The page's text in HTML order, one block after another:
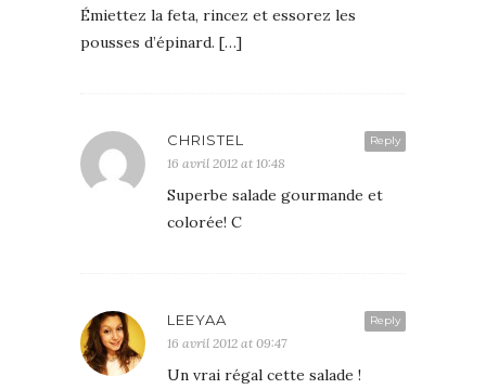
Émiettez la feta, rincez et essorez les
pousses d’épinard. […]
Reply
CHRISTEL
16 avril 2012 at 10:48
Superbe salade gourmande et
colorée! C
Reply
LEEYAA
16 avril 2012 at 09:47
Un vrai régal cette salade !